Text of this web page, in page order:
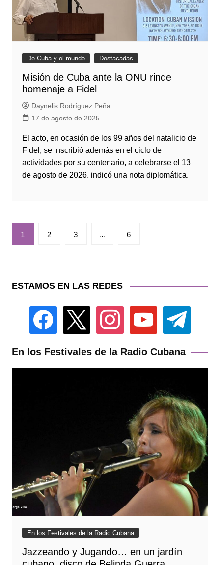
De Cuba y el mundo Destacadas
Misión de Cuba ante la ONU rinde
homenaje a Fidel
Daynelis Rodríguez Peña
17 de agosto de 2025
El acto, en ocasión de los 99 años del natalicio de
Fidel, se inscribió además en el ciclo de
actividades por su centenario, a celebrarse el 13
de agosto de 2026, indicó una nota diplomática.
Paginación
de
1 2 3 … 6
ESTAMOS EN LAS REDES
facebook instagram youtube telegram
En los Festivales de la Radio Cubana
En los Festivales de la Radio Cubana
Jazzeando y Jugando… en un jardín